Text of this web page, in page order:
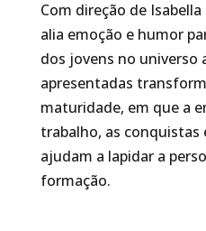
Com direção de
alia emoção e humor
dos jovens no universo
apresentadas
maturidade, em que a
trabalho, as conquistas
ajudam a lapidar a
formação.